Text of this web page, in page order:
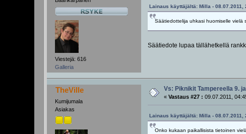
Viestejä: 616
Galleria
Lainaus käyttäjältä: Milla - 08.07.2011,
Säätiedottelija uhkasi huomiselle vielä
Säätiedote lupaa tällähetkellä
TheVille
Kumijumala
Asiakas
Vs: Piknikit Tampereella 9.
«Vastaus #27 : 09.07.2011,
Lainaus käyttäjältä: Milla - 08.07.2011,
Onko kukaan paikallisista tietoinen